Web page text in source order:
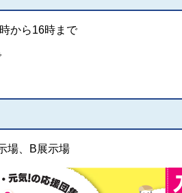
から16時まで
、B展示場